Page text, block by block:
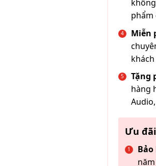
phẩm
Miễn
Tặng
hàng
Ưu